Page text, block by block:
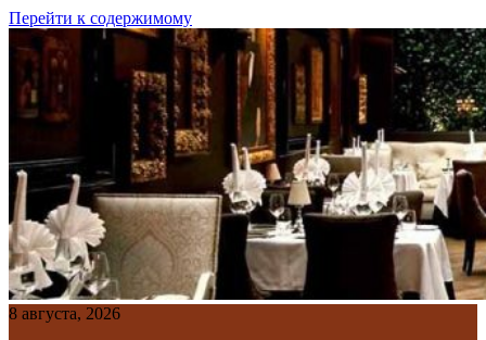
Перейти к содержимому
8 августа, 2026